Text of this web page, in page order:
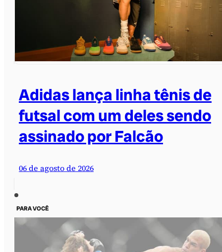
Adidas lança linha tênis de
futsal com um deles sendo
assinado por Falcão
06 de agosto de 2026
PARA VOCÊ